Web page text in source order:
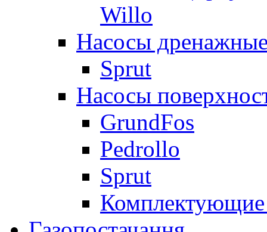
Willo
Насосы
Sprut
Насосы
GrundFos
Pedrollo
Sprut
Комплектующие